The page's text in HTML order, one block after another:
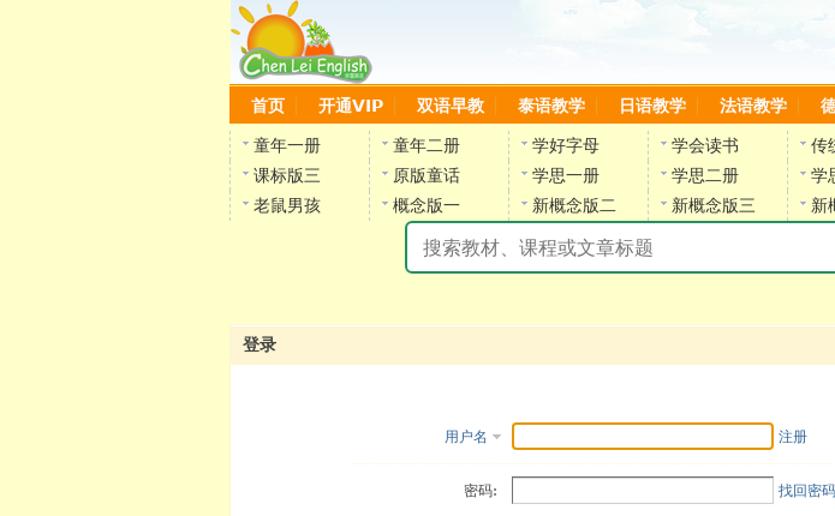
首页 开通VIP 双语早教 泰语教学 日语教学 法语教学
童年一册 童年二册 学好字母 学会读书 传
课标版三
原版童话 学思一册 学思二册 学
老鼠男孩
概念版一 新概念版二 新概念版三 新
陈雷英语
登录
用户名 注册
密码: 找回密码